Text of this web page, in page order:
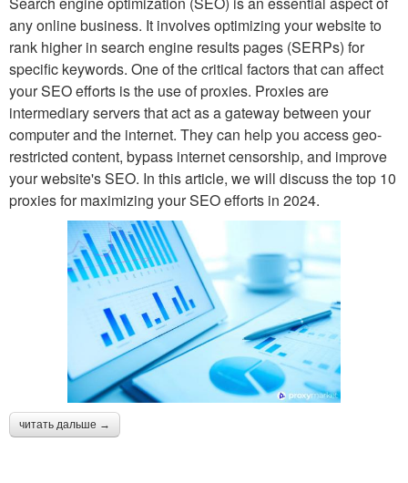
any online business. It involves optimizing your website to
rank higher in search engine results pages (SERPs) for
specific keywords. One of the critical factors that can affect
your SEO efforts is the use of proxies. Proxies are
intermediary servers that act as a gateway between your
computer and the internet. They can help you access geo-
restricted content, bypass internet censorship, and improve
your website's SEO. In this article, we will discuss the top 10
proxies for maximizing your SEO efforts in 2024.
читать дальше →